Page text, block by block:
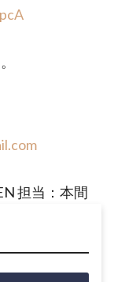
担当：本間